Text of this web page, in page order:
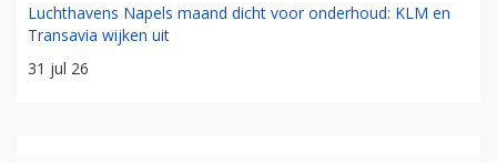
Luchthavens Napels maand dicht voor onderhoud: KLM en
Transavia wijken uit
31 jul 26